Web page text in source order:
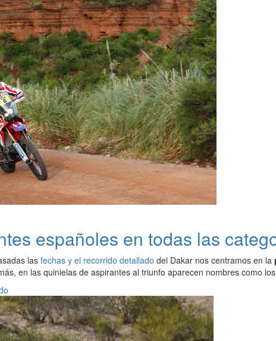
españoles en todas las
las fechas y el recorrido detallado del Dakar nos centramos en la
en las quinielas de aspirantes al triunfo aparecen nombres como